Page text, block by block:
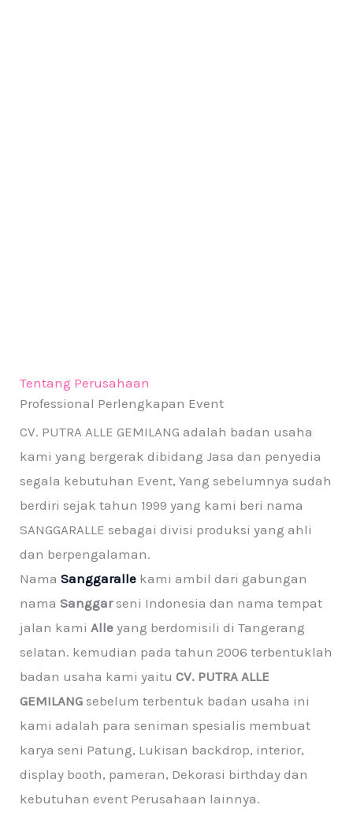
Tentang Perusahaan
Professional Perlengkapan Event
CV. PUTRA ALLE GEMILANG adalah badan usaha
kami yang bergerak dibidang Jasa dan penyedia
segala kebutuhan Event, Yang sebelumnya sudah
berdiri sejak tahun 1999 yang kami beri nama
SANGGARALLE sebagai divisi produksi yang ahli
dan berpengalaman.
Nama Sanggaralle kami ambil dari gabungan
nama Sanggarseni Indonesia dan nama tempat
jalan kami Alle yang berdomisili di Tangerang
selatan. kemudian pada tahun 2006 terbentuklah
badan usaha kami yaitu CV. PUTRA ALLE
GEMILANG sebelum terbentuk badan usaha ini
kami adalah para seniman spesialis membuat
karya seni Patung, Lukisan backdrop, interior,
display booth, pameran, Dekorasi birthday dan
kebutuhan event Perusahaan lainnya.